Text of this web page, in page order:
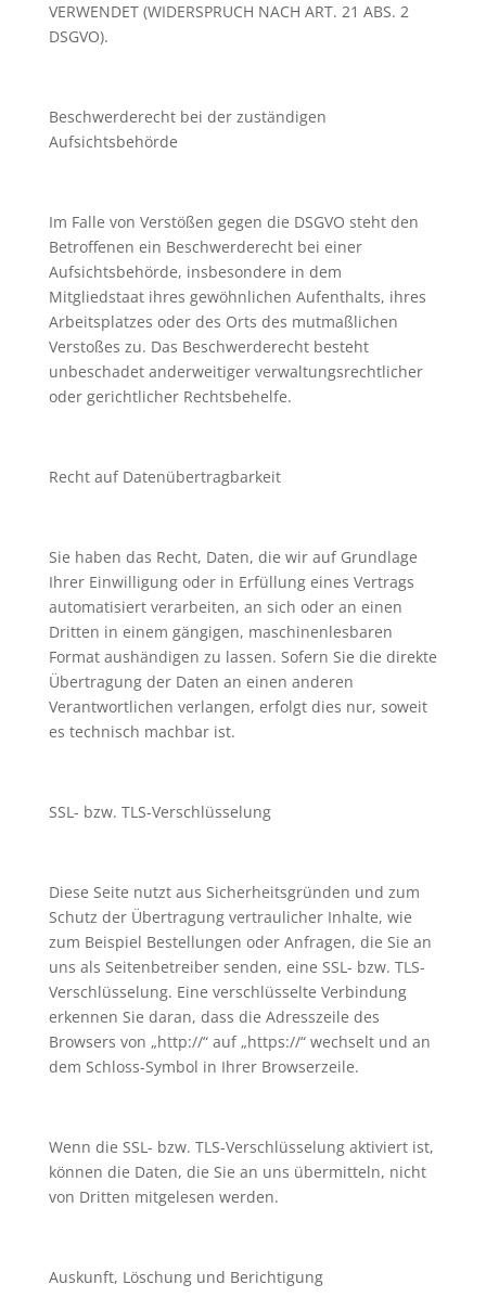
VERWENDET (WIDERSPRUCH NACH ART. 21 ABS. 2
DSGVO).
Beschwerderecht bei der zuständigen
Aufsichtsbehörde
Im Falle von Verstößen gegen die DSGVO steht den
Betroffenen ein Beschwerderecht bei einer
Aufsichtsbehörde, insbesondere in dem
Mitgliedstaat ihres gewöhnlichen Aufenthalts, ihres
Arbeitsplatzes oder des Orts des mutmaßlichen
Verstoßes zu. Das Beschwerderecht besteht
unbeschadet anderweitiger verwaltungsrechtlicher
oder gerichtlicher Rechtsbehelfe.
Recht auf Datenübertragbarkeit
Sie haben das Recht, Daten, die wir auf Grundlage
Ihrer Einwilligung oder in Erfüllung eines Vertrags
automatisiert verarbeiten, an sich oder an einen
Dritten in einem gängigen, maschinenlesbaren
Format aushändigen zu lassen. Sofern Sie die direkte
Übertragung der Daten an einen anderen
Verantwortlichen verlangen, erfolgt dies nur, soweit
es technisch machbar ist.
SSL- bzw. TLS-Verschlüsselung
Diese Seite nutzt aus Sicherheitsgründen und zum
Schutz der Übertragung vertraulicher Inhalte, wie
zum Beispiel Bestellungen oder Anfragen, die Sie an
uns als Seitenbetreiber senden, eine SSL- bzw. TLS-
Verschlüsselung. Eine verschlüsselte Verbindung
erkennen Sie daran, dass die Adresszeile des
Browsers von „http://“ auf „https://“ wechselt und an
dem Schloss-Symbol in Ihrer Browserzeile.
Wenn die SSL- bzw. TLS-Verschlüsselung aktiviert ist,
können die Daten, die Sie an uns übermitteln, nicht
von Dritten mitgelesen werden.
Auskunft, Löschung und Berichtigung